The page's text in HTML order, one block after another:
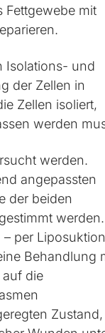
Fettgewebe mit
Isolations- und
der Zellen in
Zellen isoliert,
werden
werden.
angepassten
der beiden
werden.
– per
Behandlung
auf die
Zustand,